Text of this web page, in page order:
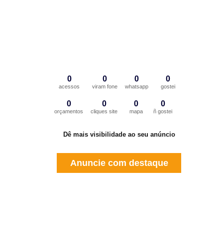
0
acessos
0
viram fone
0
whatsapp
0
gostei
0
orçamentos
0
cliques site
0
mapa
0
ñ gostei
Dê mais visibilidade ao seu anúncio
Anuncie com destaque